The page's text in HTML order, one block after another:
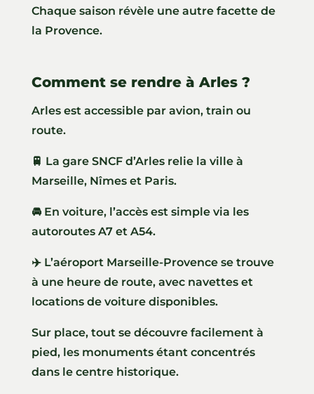
Chaque saison révèle une autre facette de
la Provence.
Comment se rendre à Arles ?
Arles est accessible par avion, train ou
route.
🚆 La gare SNCF d’Arles relie la ville à
Marseille, Nîmes et Paris.
🚘 En voiture, l’accès est simple via les
autoroutes A7 et A54.
✈️ L’aéroport Marseille-Provence se trouve
à une heure de route, avec navettes et
locations de voiture disponibles.
Sur place, tout se découvre facilement à
pied, les monuments étant concentrés
dans le centre historique.